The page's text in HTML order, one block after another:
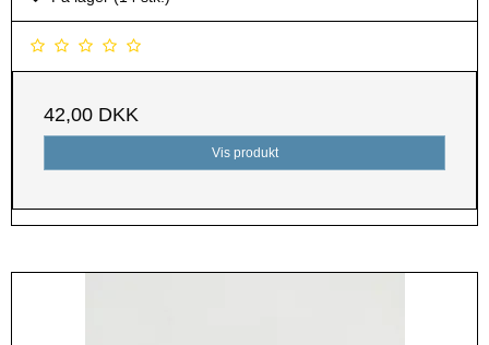
42,00 DKK
Vis produkt